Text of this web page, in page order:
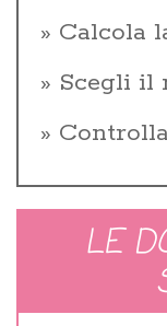
Calcola
Scegli il
LE